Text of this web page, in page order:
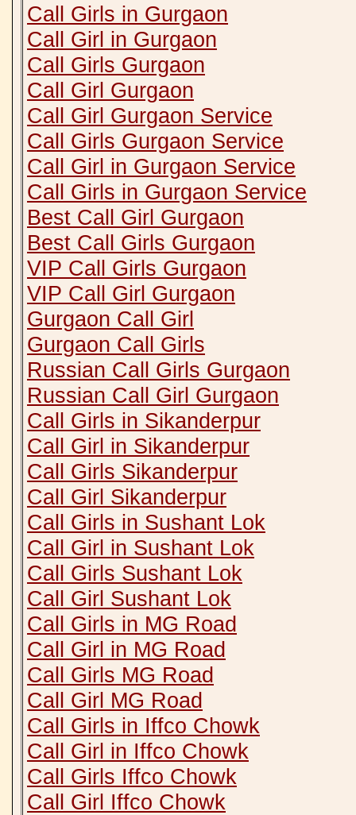
Call Girls in Gurgaon
Call Girl in Gurgaon
Call Girls Gurgaon
Call Girl Gurgaon
Call Girl Gurgaon Service
Call Girls Gurgaon Service
Call Girl in Gurgaon Service
Call Girls in Gurgaon Service
Best Call Girl Gurgaon
Best Call Girls Gurgaon
VIP Call Girls Gurgaon
VIP Call Girl Gurgaon
Gurgaon Call Girl
Gurgaon Call Girls
Russian Call Girls Gurgaon
Russian Call Girl Gurgaon
Call Girls in Sikanderpur
Call Girl in Sikanderpur
Call Girls Sikanderpur
Call Girl Sikanderpur
Call Girls in Sushant Lok
Call Girl in Sushant Lok
Call Girls Sushant Lok
Call Girl Sushant Lok
Call Girls in MG Road
Call Girl in MG Road
Call Girls MG Road
Call Girl MG Road
Call Girls in Iffco Chowk
Call Girl in Iffco Chowk
Call Girls Iffco Chowk
Call Girl Iffco Chowk